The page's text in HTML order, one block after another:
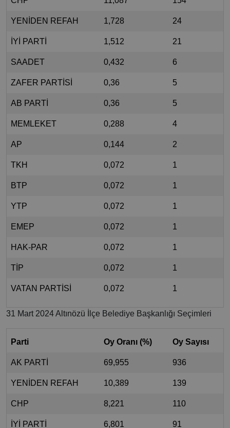
YENİDEN REFAH 1,728 24
İYİ PARTİ 1,512 21
SAADET 0,432 6
ZAFER PARTİSİ 0,36 5
AB PARTİ 0,36 5
MEMLEKET 0,288 4
AP 0,144 2
TKH 0,072 1
BTP 0,072 1
YTP 0,072 1
EMEP 0,072 1
HAK-PAR 0,072 1
TİP 0,072 1
VATAN PARTİSİ 0,072 1
31 Mart 2024 Altınözü İlçe Belediye Başkanlığı Seçimleri
Parti Oy Oranı (%) Oy Sayısı
AK PARTİ 69,955 936
YENİDEN REFAH 10,389 139
CHP 8,221 110
İYİ PARTİ 6,801 91